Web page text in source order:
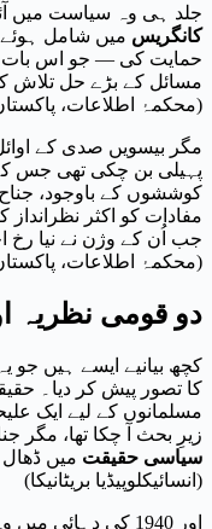
جلد ہی وہ سیاست میں
کانگریس میں شامل
حمایت کی — جو اس بات
مسائل کے بڑے حل تلاش
(محکمۂ اطلاعات، پاکستان)
مگر بیسویں صدی کے
پہیلی بن چکی تھی جس کے
کوششوں کے باوجود،
مفادات کو اکثر
جب اُن کے وژن نے نیا رخ
(محکمۂ اطلاعات، پاکستان)
دو قومی نظریہ
کچھ بیانیے ایسے ہیں جو
کا تصور پیش کر دیا۔
زیرِ بحث آ چکا تھا، مگر
سیاسی حقیقت میں ڈھال
(انسائیکلوپیڈیا بریٹانیکا)